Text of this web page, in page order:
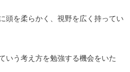
頭を柔らかく、視野を広く持ってい
いう考え方を勉強する機会をいた